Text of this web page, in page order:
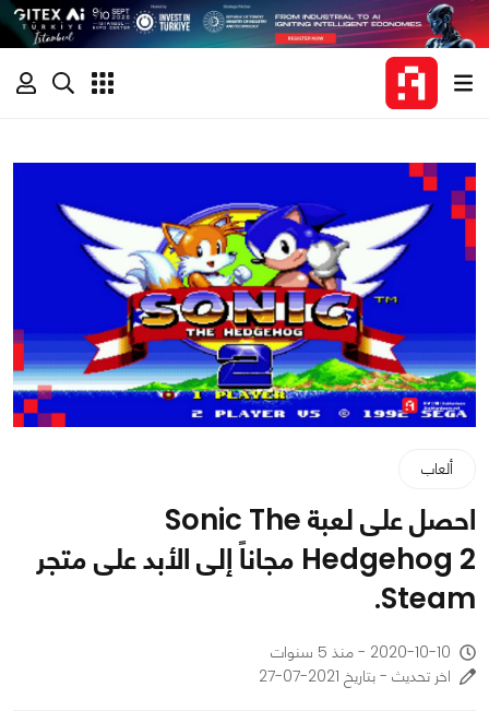
ألعاب
احصل على لعبة Sonic The
Hedgehog 2 مجاناً إلى الأبد على متجر
Steam.
2020-10-10 - منذ 5 سنوات
اخر تحديث - بتاريخ 2021-07-27